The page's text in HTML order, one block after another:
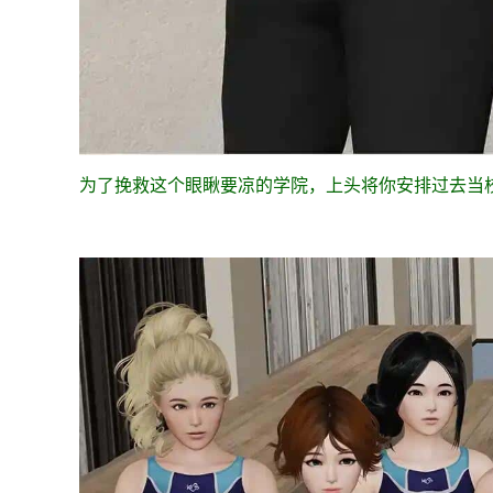
为了挽救这个眼瞅要凉的学院，上头将你安排过去当